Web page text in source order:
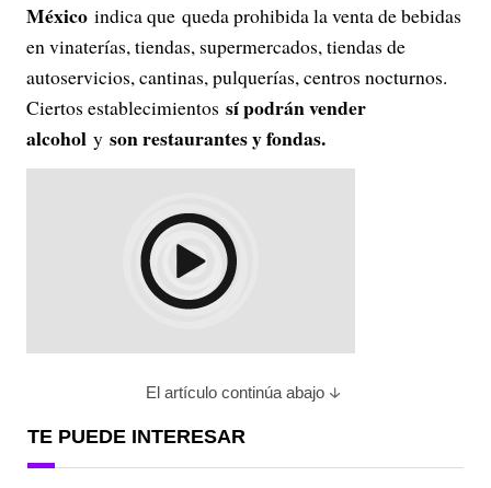
México indica que queda prohibida la venta de bebidas
en vinaterías, tiendas, supermercados, tiendas de
autoservicios, cantinas, pulquerías, centros nocturnos.
Ciertos establecimientos sí podrán vender
alcohol y son restaurantes y fondas.
El artículo continúa abajo
TE PUEDE INTERESAR